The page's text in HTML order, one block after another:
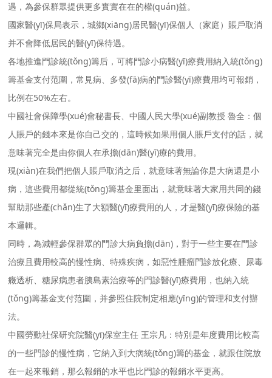
遇，為參保群眾提供更多實實在在的權(quán)益。
國家醫(yī)保局表示，城鄉(xiāng)居民醫(yī)保個人（家庭）賬戶取消
并不會降低居民的醫(yī)保待遇。
各地推進門診統(tǒng)籌后，可將門診小病醫(yī)療費用納入統(tǒng)
籌基金支付范圍，常見病、多發(fā)病的門診醫(yī)療費用均可報銷，
比例在50%左右。
中國社會保障學(xué)會秘書長、中國人民大學(xué)副教授 魯全：個
人賬戶的錢本來是你自己交的，這時候如果用個人賬戶支付的話，就
意味著完全是由你個人在承擔(dān)醫(yī)療的費用。
現(xiàn)在我們把個人賬戶取消之后，就意味著無論你是大病還是小
病，這些費用都從統(tǒng)籌基金里面出，就意味著大家用共同的錢
幫助那些產(chǎn)生了大額醫(yī)療費用的人，才是醫(yī)療保險的基
本邏輯。
同時，為減輕參保群眾的門診大病負擔(dān)，對于一些主要在門診
治療且費用較高的慢性病、特殊疾病，如惡性腫瘤門診放化療、尿毒
癥透析、糖尿病患者胰島素治療等的門診醫(yī)療費用，也納入統
(tǒng)籌基金支付范圍，并參照住院制定相應(yīng)的管理和支付辦
法。
中國勞動社保研究院醫(yī)保室主任 王宗凡：特別是年度費用比較高
的一些門診的慢性病，它納入到大病統(tǒng)籌的基金，就跟住院放
在一起來報銷，那么報銷的水平也比門診的報銷水平更高。